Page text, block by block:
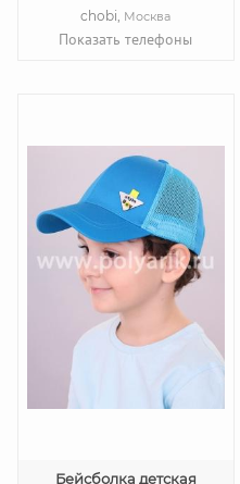
chobi, Москва
Показать телефоны
Бейсболка детская